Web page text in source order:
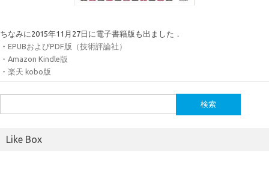
ちなみに2015年11月27日に電子書籍版も出ました．
・ EPUBおよびPDF版（技術評論社）
・ Amazon Kindle版
・ 楽天 kobo版
索:
Like Box